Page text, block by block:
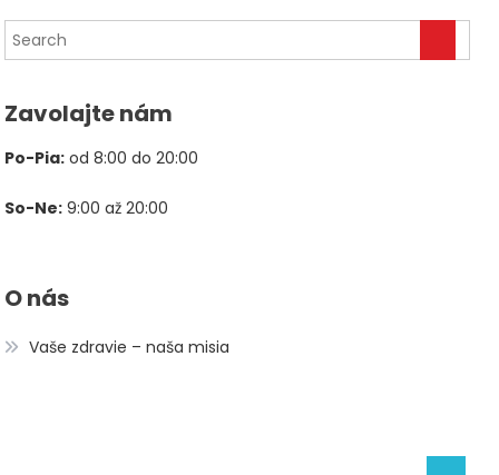
bola:
je:
Zavolajte nám
Po-Pia: od 8:00 do 20:00
So-Ne: 9:00 až 20:00
O nás
Vaše zdravie – naša misia